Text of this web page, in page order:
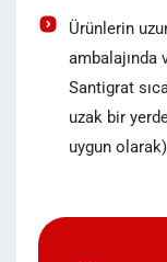
Ürünlerin
ambalajında
Santigrat
uzak bir
uygun